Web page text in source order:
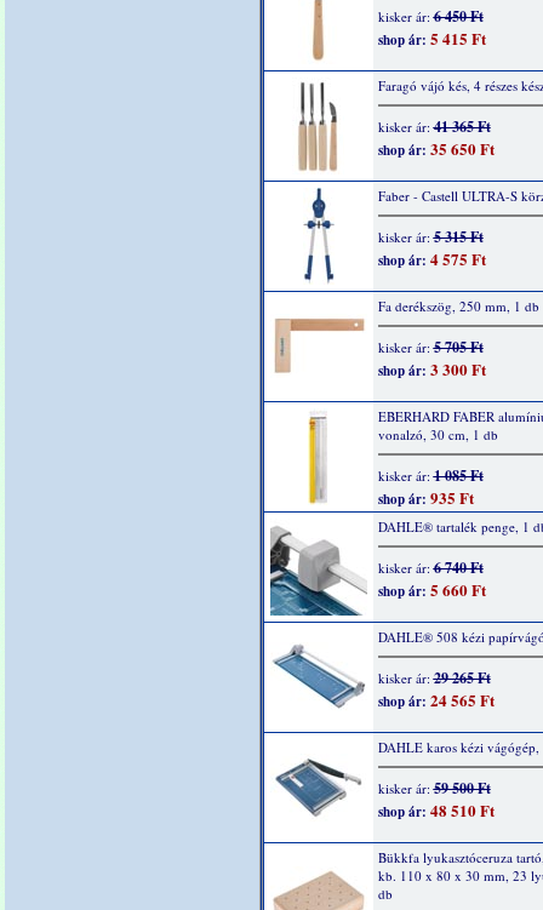
kisker ár:6 450 Ft
shop ár: 5 415 Ft
Faragó vájó kés, 4 részes
kisker ár:41 365 Ft
shop ár: 35 650 Ft
Faber - Castell ULTRA-S
kisker ár:5 315 Ft
shop ár: 4 575 Ft
Fa derékszög, 250 mm, 1 db
kisker ár:5 705 Ft
shop ár: 3 300 Ft
EBERHARD FABER
vonalzó, 30 cm, 1 db
kisker ár:1 085 Ft
shop ár: 935 Ft
DAHLE® tartalék penge, 1
kisker ár:6 740 Ft
shop ár: 5 660 Ft
DAHLE® 508 kézi
kisker ár:29 265 Ft
shop ár: 24 565 Ft
DAHLE karos kézi
kisker ár:59 500 Ft
shop ár: 48 510 Ft
Bükkfa lyukasztóceruza
kb. 110 x 80 x 30 mm, 23
db